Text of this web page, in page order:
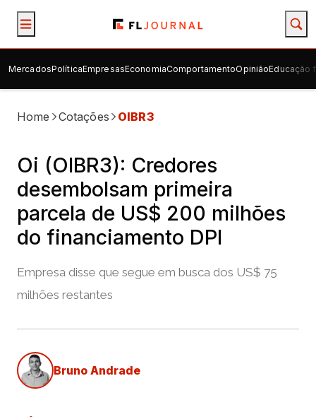
MercadosPolíticaEmpresasEconomiaComportamentoOpiniãoEducação
Home Cotações OIBR3
Oi (OIBR3): Credores
desembolsam primeira
parcela de US$ 200 milhões
do financiamento DPI
Empresa disse que segue em busca dos US$ 75
milhões restantes
Bruno Andrade